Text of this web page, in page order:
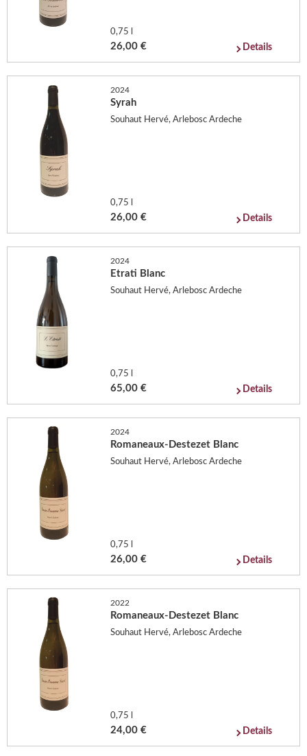
0,75 l
26,00 € Details
2024
Syrah
Souhaut Hervé, Arlebosc Ardeche
0,75 l
26,00 € Details
2024
Etrati Blanc
Souhaut Hervé, Arlebosc Ardeche
0,75 l
65,00 € Details
2024
Romaneaux-Destezet Blanc
Souhaut Hervé, Arlebosc Ardeche
0,75 l
26,00 € Details
2022
Romaneaux-Destezet Blanc
Souhaut Hervé, Arlebosc Ardeche
0,75 l
24,00 € Details